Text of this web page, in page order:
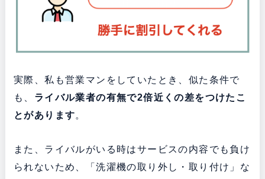
実際、私も営業マンをしていたとき、似た条件で
も、 ライバル業者の有無で2倍近くの差をつけたこ
とがあります。
また、ライバルがいる時はサービスの内容でも負け
られないため、「洗濯機の取り外し・取り付け」な